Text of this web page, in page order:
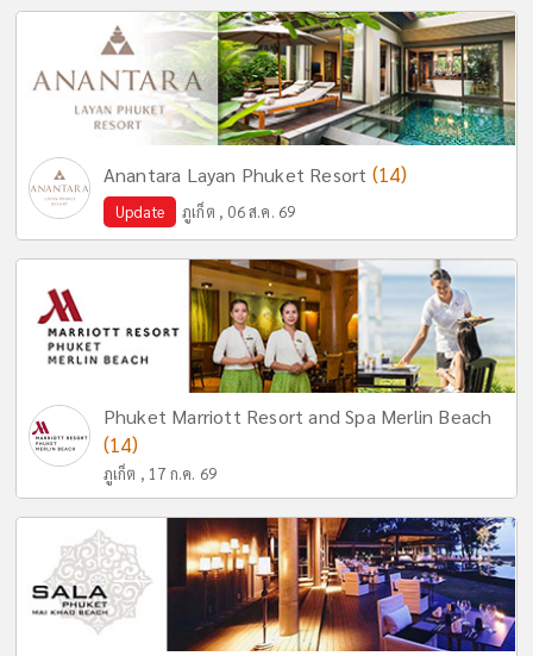
Anantara Layan Phuket Resort (14)
Update ภูเก็ต , 06 ส.ค. 69
Phuket Marriott Resort and Spa Merlin Beach
(14)
ภูเก็ต , 17 ก.ค. 69